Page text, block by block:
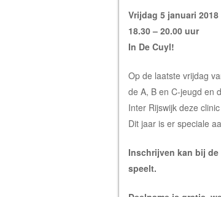
Vrijdag 5 januari 2018
18.30 – 20.00 uur
In De Cuyl!
Op de laatste vrijdag
de A, B en C-jeugd en
Inter Rijswijk deze
Dit jaar is er speciale
Inschrijven kan bij
speelt.